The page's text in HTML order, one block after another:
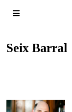
Seix Barral